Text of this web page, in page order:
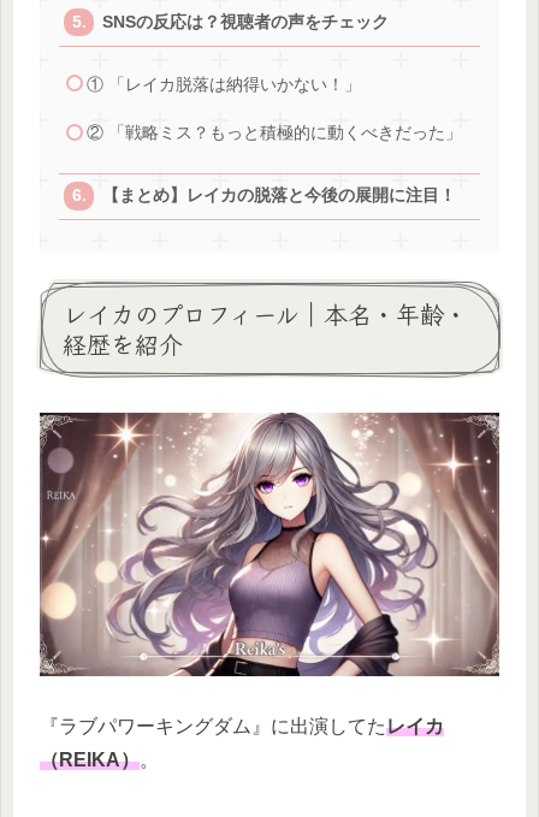
SNSの反応は？視聴者の声をチェック
① 「レイカ脱落は納得いかない！」
② 「戦略ミス？もっと積極的に動くべきだった」
【まとめ】レイカの脱落と今後の展開に注目！
レイカのプロフィール｜本名・年齢・
経歴を紹介
『ラブパワーキングダム』に出演してたレイカ
（REIKA）。